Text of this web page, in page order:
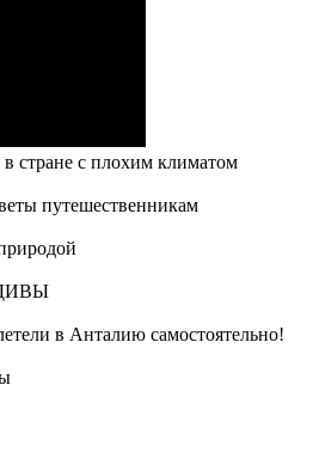
стране с плохим климатом
путешественникам
в Анталию самостоятельно!